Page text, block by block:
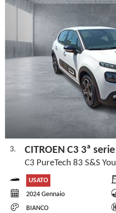
3. CITROEN C3 3ª serie
C3 PureTech 83 S&S You
USATO
2024 Gennaio
BIANCO